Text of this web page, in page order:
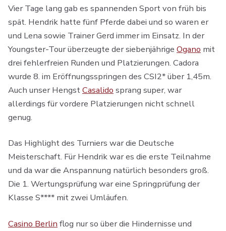
Vier Tage lang gab es spannenden Sport von früh bis
spät. Hendrik hatte fünf Pferde dabei und so waren er
und Lena sowie Trainer Gerd immer im Einsatz. In der
Youngster-Tour überzeugte der siebenjährige Ogano mit
drei fehlerfreien Runden und Platzierungen. Cadora
wurde 8. im Eröffnungsspringen des CSI2* über 1,45m.
Auch unser HengstCasalido sprang super, war
allerdings für vordere Platzierungen nicht schnell
genug.
Das Highlight des Turniers war die Deutsche
Meisterschaft. Für Hendrik war es die erste Teilnahme
und da war die Anspannung natürlich besonders groß.
Die 1. Wertungsprüfung war eine Springprüfung der
Klasse S**** mit zwei Umläufen.
Casino Berlin flog nur so über die Hindernisse und